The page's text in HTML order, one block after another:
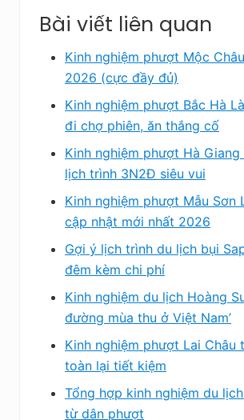
Bài viết liên quan
Kinh nghiệm phượt Mộc
2026 (cực đầy đủ)
Kinh nghiệm phượt Bắc Hà
đi chợ phiên, ăn thắng cố
Kinh nghiệm phượt Hà
lịch trình 3N2Đ siêu vui
Kinh nghiệm phượt Mẫu Sơn
cập nhật mới nhất 2026
Gợi ý lịch trình du lịch bụi
đêm kèm chi phí
Kinh nghiệm du lịch Hoàng
đường mùa thu ở Việt Nam’
Kinh nghiệm phượt Lai Châu
toàn lại tiết kiệm
Tổng hợp kinh nghiệm du
từ dân phượt